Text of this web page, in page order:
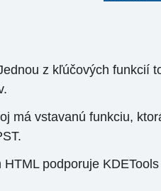
z kľúčových
má vstavanú funkciu,
podporuje